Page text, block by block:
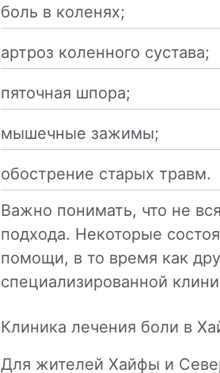
боль в коленях;
артроз коленного сустава;
пяточная шпора;
мышечные зажимы;
обострение старых травм.
Важно понимать, что не
подхода. Некоторые
помощи, в то время как
специализированной
Клиника лечения боли в
Для жителей Хайфы и